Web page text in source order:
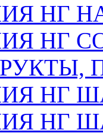
НГ
НГ
НГ
НГ